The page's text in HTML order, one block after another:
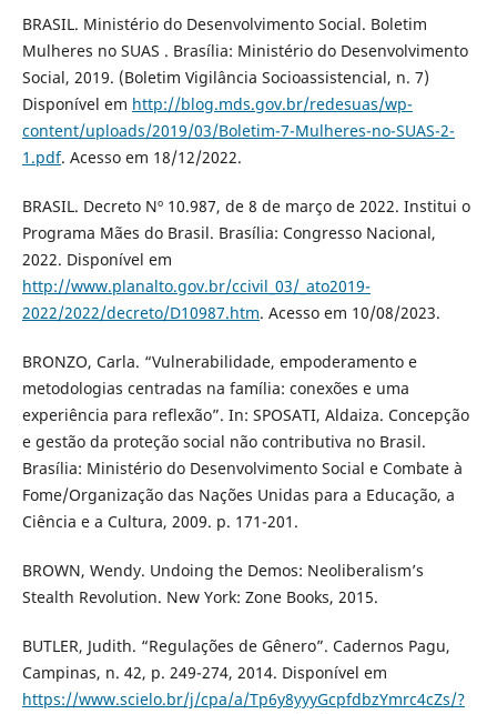
BRASIL. Ministério do Desenvolvimento Social. Boletim
Mulheres no SUAS . Brasília: Ministério do Desenvolvimento
Social, 2019. (Boletim Vigilância Socioassistencial, n. 7)
Disponível em http://blog.mds.gov.br/redesuas/wp-
content/uploads/2019/03/Boletim-7-Mulheres-no-SUAS-2-
1.pdf. Acesso em 18/12/2022.
BRASIL. Decreto Nº 10.987, de 8 de março de 2022. Institui o
Programa Mães do Brasil. Brasília: Congresso Nacional,
2022. Disponível em
http://www.planalto.gov.br/ccivil_03/_ato2019-
2022/2022/decreto/D10987.htm. Acesso em 10/08/2023.
BRONZO, Carla. “Vulnerabilidade, empoderamento e
metodologias centradas na família: conexões e uma
experiência para reflexão”. In: SPOSATI, Aldaiza. Concepção
e gestão da proteção social não contributiva no Brasil.
Brasília: Ministério do Desenvolvimento Social e Combate à
Fome/Organização das Nações Unidas para a Educação, a
Ciência e a Cultura, 2009. p. 171-201.
BROWN, Wendy. Undoing the Demos: Neoliberalism’s
Stealth Revolution. New York: Zone Books, 2015.
BUTLER, Judith. “Regulações de Gênero”. Cadernos Pagu,
Campinas, n. 42, p. 249-274, 2014. Disponível em
https://www.scielo.br/j/cpa/a/Tp6y8yyyGcpfdbzYmrc4cZs/?